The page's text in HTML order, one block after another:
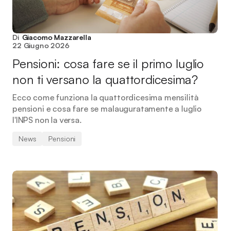
Di Giacomo Mazzarella
22 Giugno 2026
Pensioni: cosa fare se il primo luglio
non ti versano la quattordicesima?
Ecco come funziona la quattordicesima mensilità
pensioni e cosa fare se malauguratamente a luglio
l'INPS non la versa.
News Pensioni